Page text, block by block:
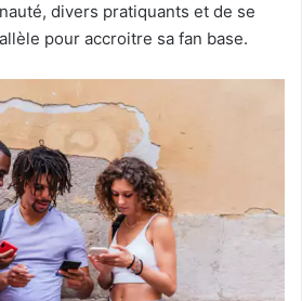
divers pratiquants et de se
pour accroitre sa fan base.